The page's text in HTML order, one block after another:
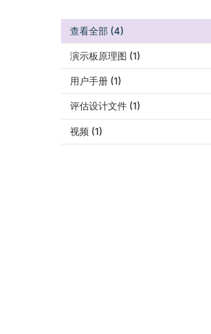
查看全部 (4)
演示板原理图 (1)
用户手册 (1)
评估设计文件 (1)
视频 (1)